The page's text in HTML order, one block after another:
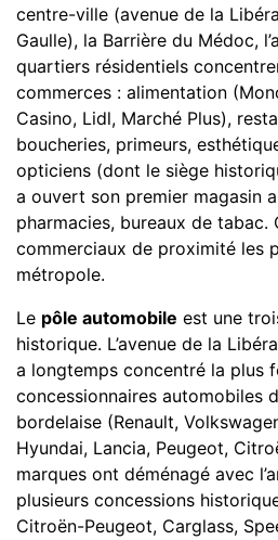
centre-ville (avenue de la
Gaulle), la Barrière du Médoc,
quartiers résidentiels
commerces : alimentation
Casino, Lidl, Marché Plus),
boucheries, primeurs,
opticiens (dont le siège
a ouvert son premier magasin
pharmacies, bureaux de tabac.
commerciaux de proximité les
métropole.
Le pôle automobile est une
historique. L’avenue de la
a longtemps concentré la plus
concessionnaires automobiles
bordelaise (Renault,
Hyundai, Lancia, Peugeot,
marques ont déménagé avec
plusieurs concessions
Citroën-Peugeot, Carglass,